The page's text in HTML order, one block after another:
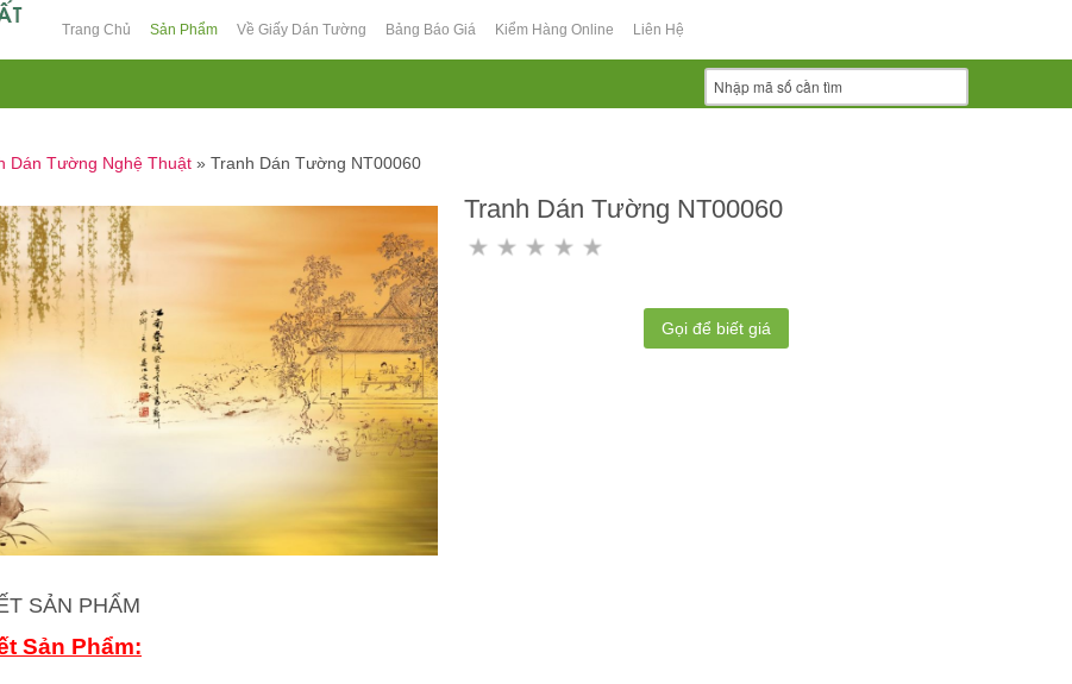
Trang Chủ Sản Phẩm Về Giấy Dán Tường Bảng Báo Giá Kiểm Hàng Online Liên Hệ
Dán Tường Nghệ Thuật » Tranh Dán Tường NT00060
Tranh Dán Tường NT00060
Gọi để biết giá
SẢN PHẨM
Sản Phẩm: